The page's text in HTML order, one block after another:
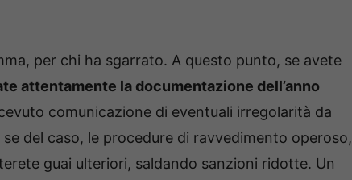
per chi ha sgarrato. A questo punto, se avete
attentamente la documentazione dell’anno
comunicazione di eventuali irregolarità da
del caso, le procedure di ravvedimento operoso,
guai ulteriori, saldando sanzioni ridotte. Un